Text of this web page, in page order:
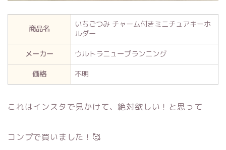
商品名
いちごつみ チャーム付きミニチュアキーホ
ルダー
メーカー
ウルトラニュープランニング
価格
不明
これはインスタで見かけて、絶対欲しい！と思って
コンプで買いました！🥰